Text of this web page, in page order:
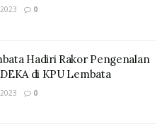
0
Hadiri Rakor Pengenalan
di KPU Lembata
0